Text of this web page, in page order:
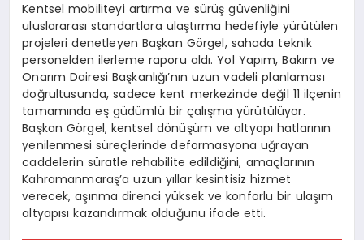
Kentsel mobiliteyi artırma ve sürüş güvenliğini
uluslararası standartlara ulaştırma hedefiyle yürütülen
projeleri denetleyen Başkan Görgel, sahada teknik
personelden ilerleme raporu aldı. Yol Yapım, Bakım ve
Onarım Dairesi Başkanlığı’nın uzun vadeli planlaması
doğrultusunda, sadece kent merkezinde değil 11 ilçenin
tamamında eş güdümlü bir çalışma yürütülüyor.
Başkan Görgel, kentsel dönüşüm ve altyapı hatlarının
yenilenmesi süreçlerinde deformasyona uğrayan
caddelerin süratle rehabilite edildiğini, amaçlarının
Kahramanmaraş’a uzun yıllar kesintisiz hizmet
verecek, aşınma direnci yüksek ve konforlu bir ulaşım
altyapısı kazandırmak olduğunu ifade etti.